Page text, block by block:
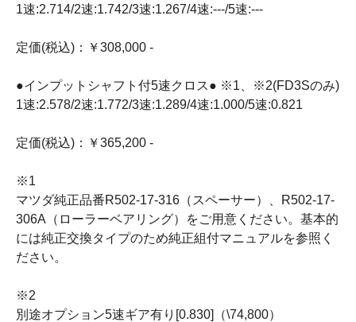
1速:2.714/2速:1.742/3速:1.267/4速:---/5速:---
定価(税込)：￥308,000 -
●インプットシャフト付5速クロス● ※1、※2(FD3Sのみ)
1速:2.578/2速:1.772/3速:1.289/4速:1.000/5速:0.821
定価(税込)：￥365,200 -
※1
マツダ純正品番R502-17-316（スペーサー）、R502-17-
306A（ローラーベアリング）をご用意ください。基本的
には純正交換タイプのため純正組付マニュアルを参照く
ださい。
※2
別途オプション5速ギア有り[0.830]（\74,800）